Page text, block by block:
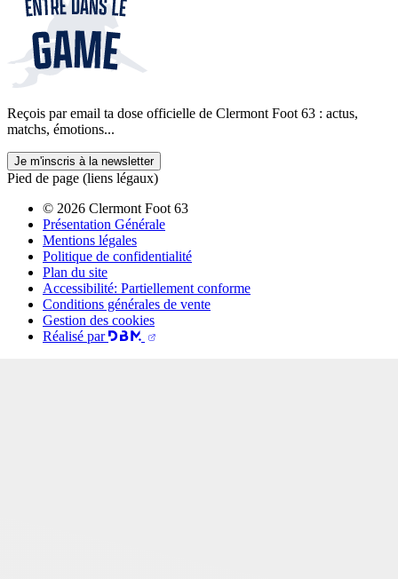
Reçois par email ta dose officielle de Clermont Foot 63 : actus,
matchs, émotions...
Je m'inscris à la newsletter
Pied de page (liens légaux)
© 2026 Clermont Foot 63
Présentation Générale
Mentions légales
Politique de confidentialité
Plan du site
Accessibilité: Partiellement conforme
Conditions générales de vente
Gestion des cookies
Réalisé par